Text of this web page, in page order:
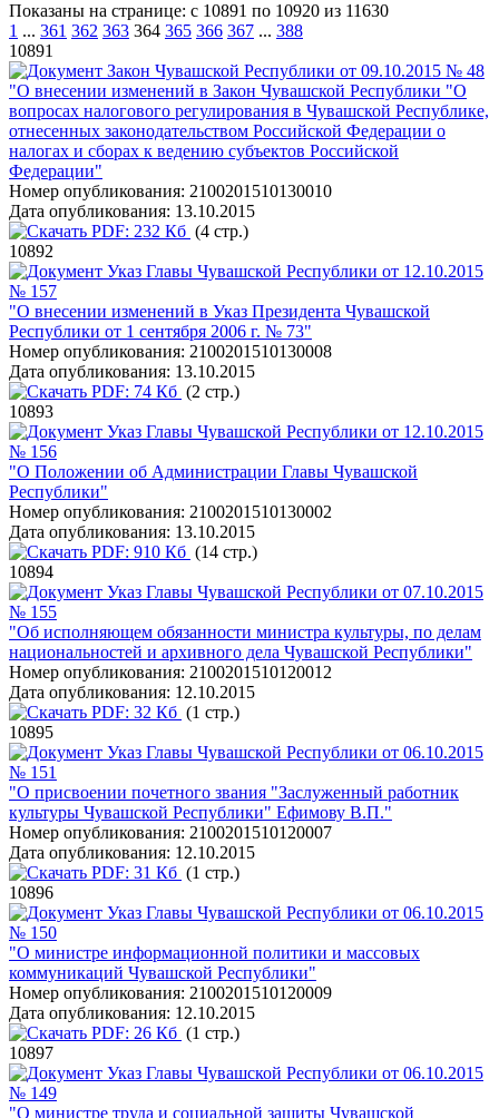
Показаны на странице: с 10891 по 10920 из 11630
1 ... 361 362 363 364 365 366 367 ... 388
10891
Закон Чувашской Республики от 09.10.2015 № 48
"О внесении изменений в Закон Чувашской Республики "О
вопросах налогового регулирования в Чувашской Республике,
отнесенных законодательством Российской Федерации о
налогах и сборах к ведению субъектов Российской
Федерации"
Номер опубликования: 2100201510130010
Дата опубликования: 13.10.2015
PDF: 232 Кб (4 стр.)
10892
Указ Главы Чувашской Республики от 12.10.2015
№ 157
"О внесении изменений в Указ Президента Чувашской
Республики от 1 сентября 2006 г. № 73"
Номер опубликования: 2100201510130008
Дата опубликования: 13.10.2015
PDF: 74 Кб (2 стр.)
10893
Указ Главы Чувашской Республики от 12.10.2015
№ 156
"О Положении об Администрации Главы Чувашской
Республики"
Номер опубликования: 2100201510130002
Дата опубликования: 13.10.2015
PDF: 910 Кб (14 стр.)
10894
Указ Главы Чувашской Республики от 07.10.2015
№ 155
"Об исполняющем обязанности министра культуры, по делам
национальностей и архивного дела Чувашской Республики"
Номер опубликования: 2100201510120012
Дата опубликования: 12.10.2015
PDF: 32 Кб (1 стр.)
10895
Указ Главы Чувашской Республики от 06.10.2015
№ 151
"О присвоении почетного звания "Заслуженный работник
культуры Чувашской Республики" Ефимову В.П."
Номер опубликования: 2100201510120007
Дата опубликования: 12.10.2015
PDF: 31 Кб (1 стр.)
10896
Указ Главы Чувашской Республики от 06.10.2015
№ 150
"О министре информационной политики и массовых
коммуникаций Чувашской Республики"
Номер опубликования: 2100201510120009
Дата опубликования: 12.10.2015
PDF: 26 Кб (1 стр.)
10897
Указ Главы Чувашской Республики от 06.10.2015
№ 149
"О министре труда и социальной защиты Чувашской